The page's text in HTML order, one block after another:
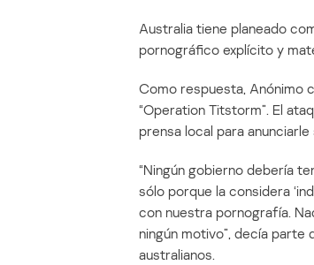
Australia tiene planeado
pornográfico explícito y
Como respuesta, Anónimo
“Operation Titstorm”. El
prensa local para anunciarle
“Ningún gobierno debería
sólo porque la considera
con nuestra pornografía.
ningún motivo”, decía
australianos.